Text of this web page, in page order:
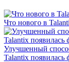
Что нового в
Улучшенный
Talantix появилась